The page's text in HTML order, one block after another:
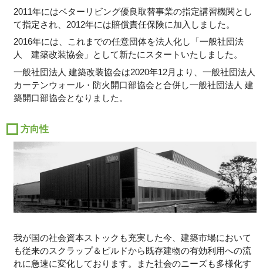
2011年にはベターリビング優良取替事業の指定講習機関とし
て指定され、2012年には賠償責任保険に加入しました。
2016年には、これまでの任意団体を法人化し「一般社団法
人 建築改装協会」として新たにスタートいたしました。
一般社団法人 建築改装協会は2020年12月より、一般社団法人
カーテンウォール・防火開口部協会と合併し一般社団法人 建
築開口部協会となりました。
方向性
我が国の社会資本ストックも充実した今、建築市場において
も従来のスクラップ＆ビルドから既存建物の有効利用への流
れに急速に変化しております。また社会のニーズも多様化す